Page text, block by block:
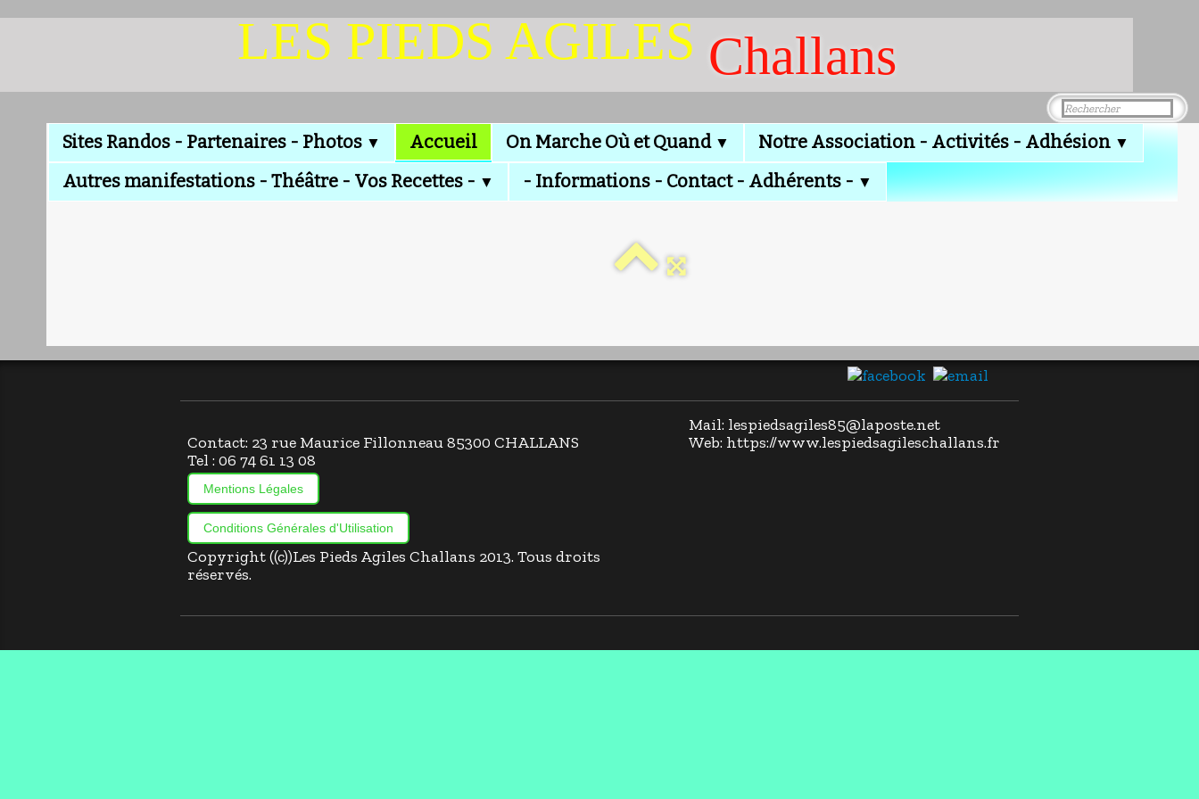
LES PIEDS AGILES Challans
Sites Randos - Partenaires - Photos ▼ Accueil On Marche Où et Quand ▼ Notre Association - Activités - Adhésion ▼
Autres manifestations - Théâtre - Vos Recettes - ▼ - Informations - Contact - Adhérents - ▼
Contact: 23 rue Maurice Fillonneau 85300 CHALLANS
Tel : 06 74 61 13 08
Mentions Légales
Conditions Générales d'Utilisation
Copyright ((c))Les Pieds Agiles Challans 2013. Tous droits
réservés.
Mail: lespiedsagiles85@laposte.net
Web: https://www.lespiedsagileschallans.fr